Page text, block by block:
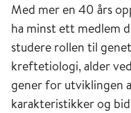
Med mer en 40 års
ha minst ett medlem
studere rollen til
kreftetiologi, alder
gener for utviklingen
karakteristikker og